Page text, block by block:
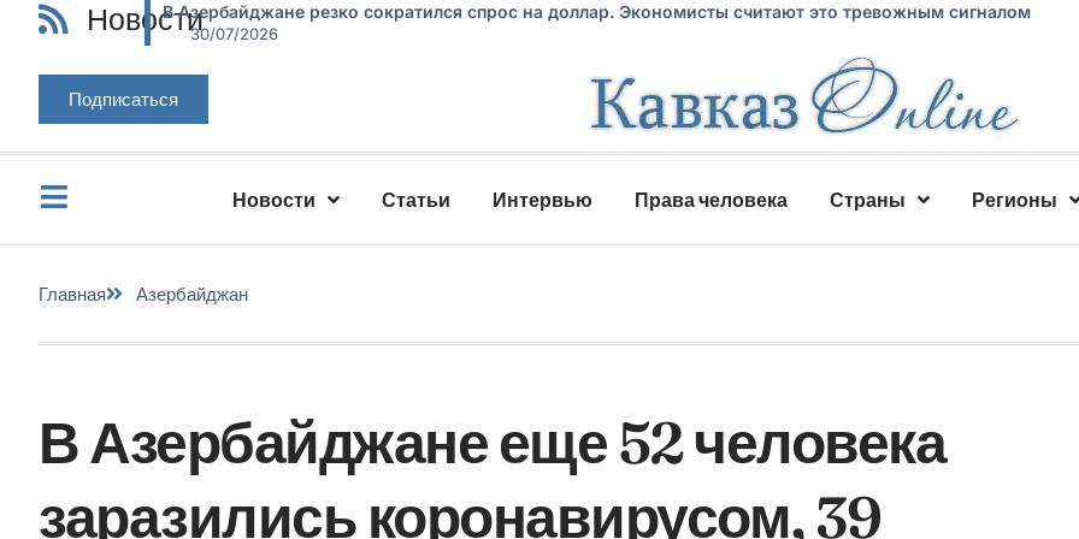
НовостиВ Азербайджане резко сократился спрос на доллар. Экономисты считают это тревожным сигналом
30/07/2026
Подписаться
Новости Статьи Интервью Права человека Страны Регионы
Главная Азербайджан
В Азербайджане еще 52 человека
заразились коронавирусом, 39